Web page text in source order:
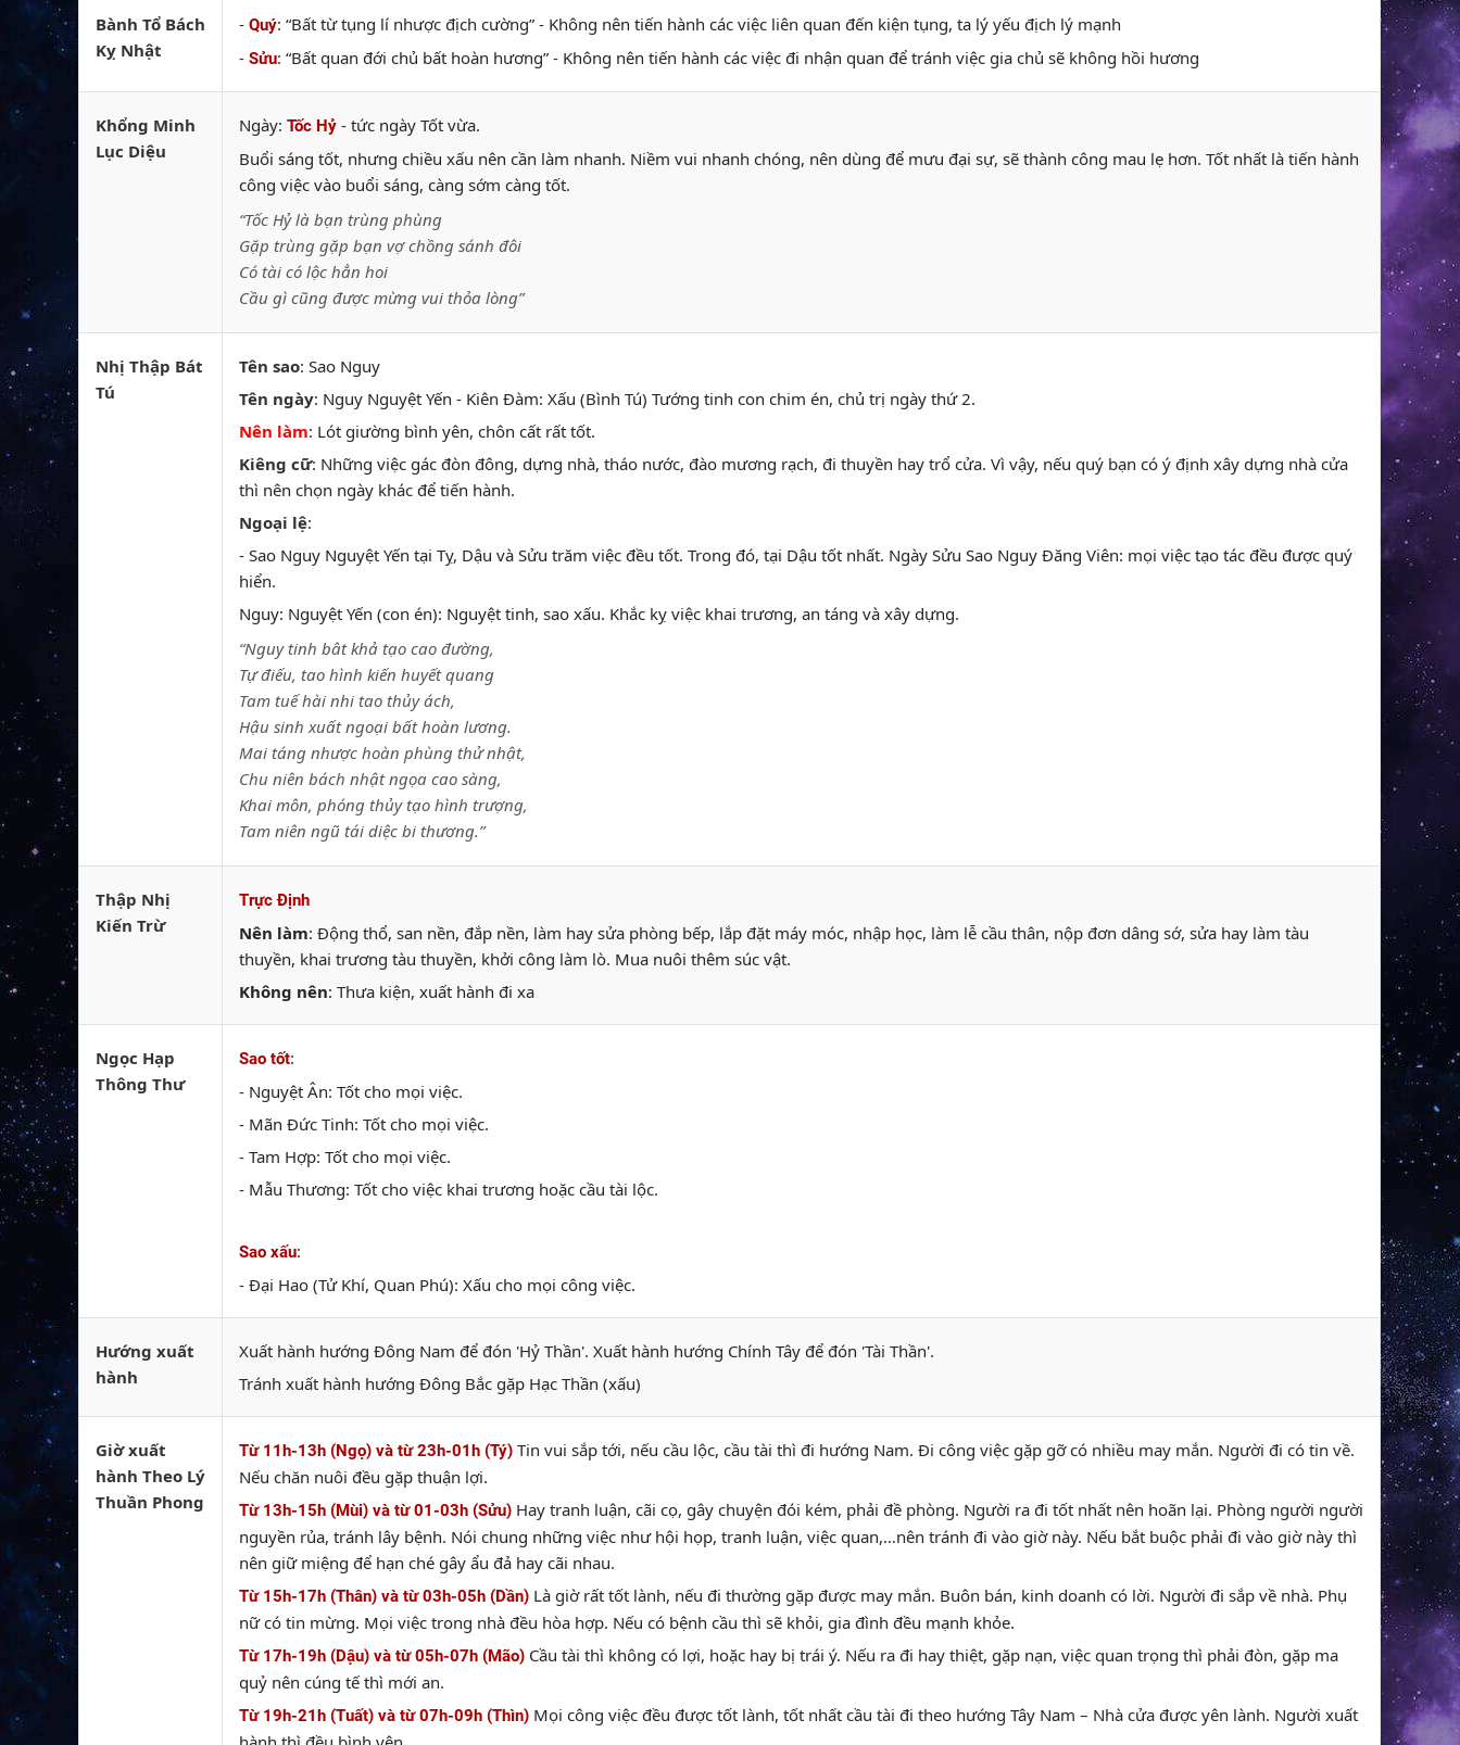
Bành Tổ Bách
Kỵ Nhật
- Quý: “Bất từ tụng lí nhược địch cường” - Không nên tiến hành các việc liên quan đến kiện tụng, ta lý yếu địch lý mạnh
- Sửu: “Bất quan đới chủ bất hoàn hương” - Không nên tiến hành các việc đi nhận quan để tránh việc gia chủ sẽ không hồi hương
Khổng Minh
Lục Diệu
Ngày: Tốc Hỷ - tức ngày Tốt vừa.
Buổi sáng tốt, nhưng chiều xấu nên cần làm nhanh. Niềm vui nhanh chóng, nên dùng để mưu đại sự, sẽ thành công mau lẹ hơn. Tốt nhất là tiến hành
công việc vào buổi sáng, càng sớm càng tốt.
“Tốc Hỷ là bạn trùng phùng
Gặp trùng gặp bạn vợ chồng sánh đôi
Có tài có lộc hẳn hoi
Cầu gì cũng được mừng vui thỏa lòng”
Nhị Thập Bát
Tú
Tên sao: Sao Nguy
Tên ngày: Nguy Nguyệt Yến - Kiên Đàm: Xấu (Bình Tú) Tướng tinh con chim én, chủ trị ngày thứ 2.
Nên làm: Lót giường bình yên, chôn cất rất tốt.
Kiêng cữ: Những việc gác đòn đông, dựng nhà, tháo nước, đào mương rạch, đi thuyền hay trổ cửa. Vì vậy, nếu quý bạn có ý định xây dựng nhà cửa
thì nên chọn ngày khác để tiến hành.
Ngoại lệ:
- Sao Nguy Nguyệt Yến tại Tỵ, Dậu và Sửu trăm việc đều tốt. Trong đó, tại Dậu tốt nhất. Ngày Sửu Sao Nguy Đăng Viên: mọi việc tạo tác đều được quý
hiển.
Nguy: Nguyệt Yến (con én): Nguyệt tinh, sao xấu. Khắc kỵ việc khai trương, an táng và xây dựng.
“Nguy tinh bât khả tạo cao đường,
Tự điếu, tao hình kiến huyết quang
Tam tuế hài nhi tao thủy ách,
Hậu sinh xuất ngoại bất hoàn lương.
Mai táng nhược hoàn phùng thử nhật,
Chu niên bách nhật ngọa cao sàng,
Khai môn, phóng thủy tạo hình trượng,
Tam niên ngũ tái diệc bi thương.”
Thập Nhị
Kiến Trừ
Trực Định
Nên làm: Động thổ, san nền, đắp nền, làm hay sửa phòng bếp, lắp đặt máy móc, nhập học, làm lễ cầu thân, nộp đơn dâng sớ, sửa hay làm tàu
thuyền, khai trương tàu thuyền, khởi công làm lò. Mua nuôi thêm súc vật.
Không nên: Thưa kiện, xuất hành đi xa
Ngọc Hạp
Thông Thư
Sao tốt:
- Nguyệt Ân: Tốt cho mọi việc.
- Mãn Đức Tinh: Tốt cho mọi việc.
- Tam Hợp: Tốt cho mọi việc.
- Mẫu Thương: Tốt cho việc khai trương hoặc cầu tài lộc.
Sao xấu:
- Đại Hao (Tử Khí, Quan Phú): Xấu cho mọi công việc.
Hướng xuất
hành
Xuất hành hướng Đông Nam để đón 'Hỷ Thần'. Xuất hành hướng Chính Tây để đón 'Tài Thần'.
Tránh xuất hành hướng Đông Bắc gặp Hạc Thần (xấu)
Giờ xuất
hành Theo Lý
Thuần Phong
Từ 11h-13h (Ngọ) và từ 23h-01h (Tý) Tin vui sắp tới, nếu cầu lộc, cầu tài thì đi hướng Nam. Đi công việc gặp gỡ có nhiều may mắn. Người đi có tin về.
Nếu chăn nuôi đều gặp thuận lợi.
Từ 13h-15h (Mùi) và từ 01-03h (Sửu) Hay tranh luận, cãi cọ, gây chuyện đói kém, phải đề phòng. Người ra đi tốt nhất nên hoãn lại. Phòng người người
nguyền rủa, tránh lây bệnh. Nói chung những việc như hội họp, tranh luận, việc quan,…nên tránh đi vào giờ này. Nếu bắt buộc phải đi vào giờ này thì
nên giữ miệng để hạn ché gây ẩu đả hay cãi nhau.
Từ 15h-17h (Thân) và từ 03h-05h (Dần) Là giờ rất tốt lành, nếu đi thường gặp được may mắn. Buôn bán, kinh doanh có lời. Người đi sắp về nhà. Phụ
nữ có tin mừng. Mọi việc trong nhà đều hòa hợp. Nếu có bệnh cầu thì sẽ khỏi, gia đình đều mạnh khỏe.
Từ 17h-19h (Dậu) và từ 05h-07h (Mão) Cầu tài thì không có lợi, hoặc hay bị trái ý. Nếu ra đi hay thiệt, gặp nạn, việc quan trọng thì phải đòn, gặp ma
quỷ nên cúng tế thì mới an.
Từ 19h-21h (Tuất) và từ 07h-09h (Thìn) Mọi công việc đều được tốt lành, tốt nhất cầu tài đi theo hướng Tây Nam – Nhà cửa được yên lành. Người xuất